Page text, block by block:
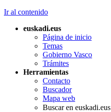
Ir al contenido
euskadi.eus
Página de inicio
Temas
Gobierno Vasco
Trámites
Herramientas
Contacto
Buscador
Mapa web
Buscar en euskadi.eus